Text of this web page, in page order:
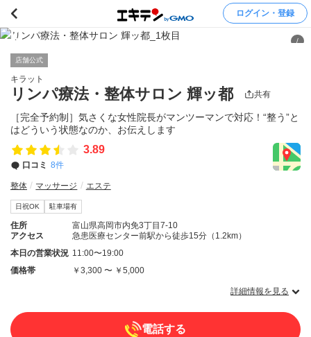
ログイン・登録
/
店舗公式
キラット
リンパ療法・整体サロン 輝ッ都 共有
［完全予約制］気さくな女性院長がマンツーマンで対応！“整う”と
はどういう状態なのか、お伝えします
3.89
口コミ 8件
整体 マッサージ エステ
日祝OK 駐車場有
住所
富山県高岡市内免3丁目7-10
アクセス
急患医療センター前駅から徒歩15分（1.2km）
本日の営業状況 11:00〜19:00
価格帯
￥3,300 〜 ￥5,000
詳細情報を見る
電話する